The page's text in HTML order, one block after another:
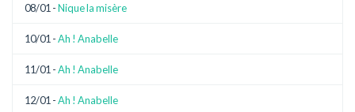
08/01 -Nique la misère
10/01 -Ah ! Anabelle
11/01 -Ah ! Anabelle
12/01 -Ah ! Anabelle